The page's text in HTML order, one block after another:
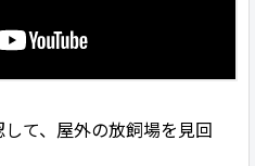
て、屋外の放飼場を見回